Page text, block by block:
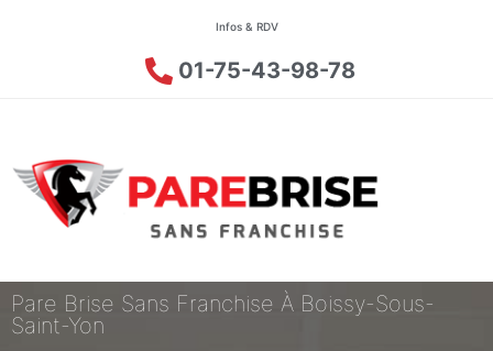
Infos & RDV
01-75-43-98-78
Pare Brise Sans Franchise À Boissy-Sous-
Saint-Yon